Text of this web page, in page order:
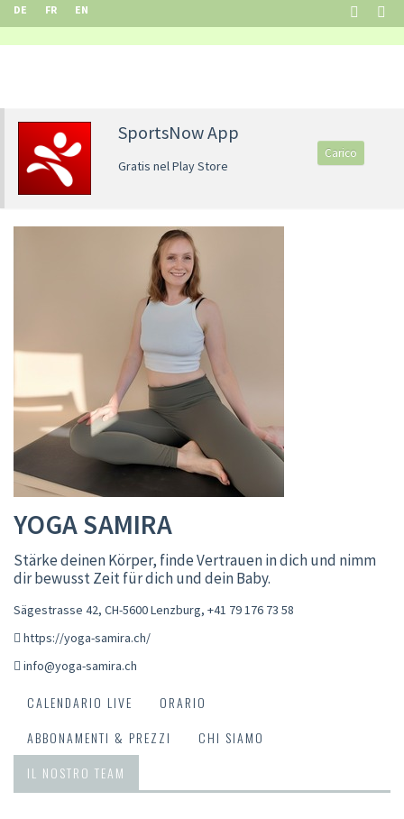
DE FR EN
SportsNow App
Gratis nel Play Store
Carico
YOGA SAMIRA
Stärke deinen Körper, finde Vertrauen in dich und nimm
dir bewusst Zeit für dich und dein Baby.
Sägestrasse 42, CH-5600 Lenzburg, +41 79 176 73 58
https://yoga-samira.ch/
info@yoga-samira.ch
CALENDARIO LIVE
ORARIO
ABBONAMENTI & PREZZI
CHI SIAMO
IL NOSTRO TEAM